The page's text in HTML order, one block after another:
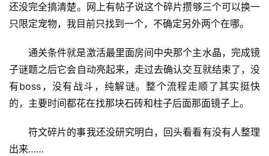
还没完全搞清楚。网上有帖子说这个碎片攒够三个可以换一
只限定宠物，我目前只找到一个，不确定另外两个在哪。
通关条件就是激活最里面房间中央那个主水晶，完成镜
子谜题之后它会自动亮起来，走过去确认交互就结束了，没
有boss，没有战斗，纯解谜。整个流程走顺了其实挺快
的，主要时间都花在找那块石砖和柱子后面那面镜子上。
符文碎片的事我还没研究明白，回头看看有没有人整理
出来……